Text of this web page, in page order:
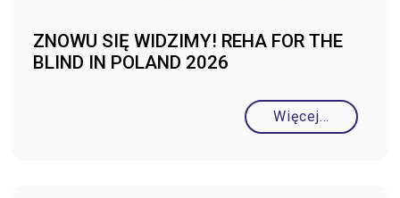
ZNOWU SIĘ WIDZIMY! REHA FOR THE
BLIND IN POLAND 2026
Więcej…